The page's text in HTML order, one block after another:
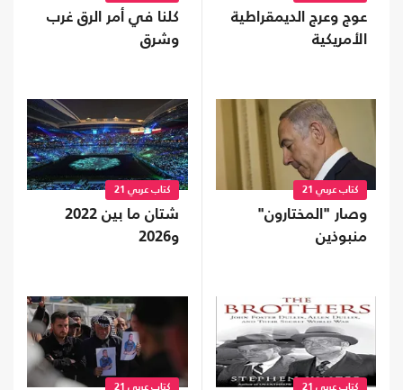
عوج وعرج الديمقراطية
الأمريكية
كلنا في أمر الرق غرب
وشرق
كتاب عربي 21
وصار "المختارون"
منبوذين
كتاب عربي 21
شتان ما بين 2022
و2026
كتاب عربي 21 كتاب عربي 21